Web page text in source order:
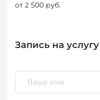
от 2 500 руб.
Запись на услугу